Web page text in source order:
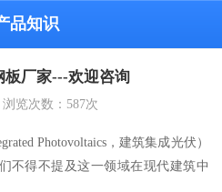
品知识
厂家---欢迎咨询
浏览次数： 587次
Photovoltaics，建筑集成光伏）
不得不提及这一领域在现代建筑中